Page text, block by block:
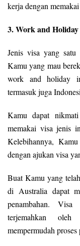
kerja dengan
3. Work and
Jenis visa yang
Kamu yang mau
work and holiday
termasuk juga
Kamu dapat
memakai visa jenis
Kelebihannya,
dengan ajukan visa
Buat Kamu yang
di Australia dapat
penambahan.
terjemahkan
mempermudah proses